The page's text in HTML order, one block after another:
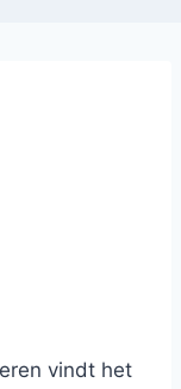
vindt het